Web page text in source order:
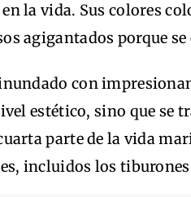
la vida. Sus colores
agigantados porque
con
estético, sino que se
parte de la vida
incluidos los